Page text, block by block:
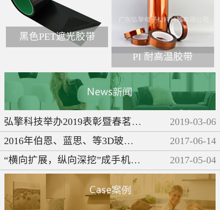
黑色PET遮光胶带
PI 耐高温胶带
弘擎科技举办2019表彰暨春茗晚会 2019-03-06
2016年伯恩、蓝思、等3D玻璃企业们都做了些啥呢？
2017-06-14
“横向扩展，纵向深挖”成手机产业链发展必然趋势
2017-05-04